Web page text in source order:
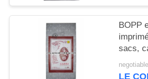
BOPP
sacs,
de
LE